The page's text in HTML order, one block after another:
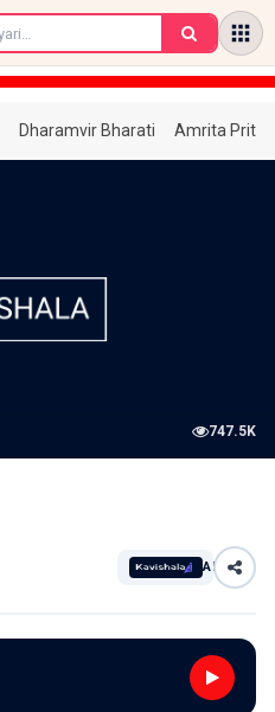
Dharamvir Bharati Amrita
747.5K
AI